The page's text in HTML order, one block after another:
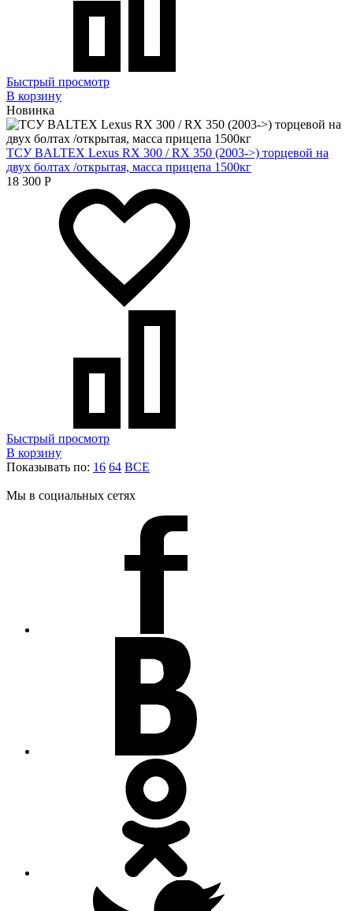
Быстрый просмотр
В корзину
Новинка
ТСУ BALTEX Lexus RX 300 / RX 350 (2003->) торцевой на
двух болтах /открытая, масса прицепа 1500кг
18 300 Р
Быстрый просмотр
В корзину
Показывать по: 16 64 ВСЕ
Мы в социальных сетях